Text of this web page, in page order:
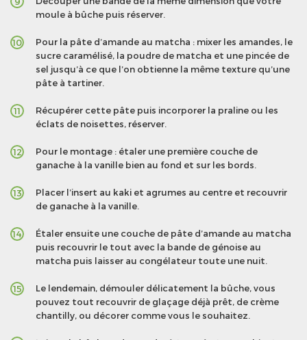
moule à bûche puis réserver.
10
Pour la pâte d’amande au matcha : mixer les amandes, le
sucre caramélisé, la poudre de matcha et une pincée de
sel jusqu’à ce que l’on obtienne la même texture qu’une
pâte à tartiner.
11
Récupérer cette pâte puis incorporer la praline ou les
éclats de noisettes, réserver.
12
Pour le montage : étaler une première couche de
ganache à la vanille bien au fond et sur les bords.
13
Placer l’insert au kaki et agrumes au centre et recouvrir
de ganache à la vanille.
14
Étaler ensuite une couche de pâte d’amande au matcha
puis recouvrir le tout avec la bande de génoise au
matcha puis laisser au congélateur toute une nuit.
15
Le lendemain, démouler délicatement la bûche, vous
pouvez tout recouvrir de glaçage déjà prêt, de crème
chantilly, ou décorer comme vous le souhaitez.